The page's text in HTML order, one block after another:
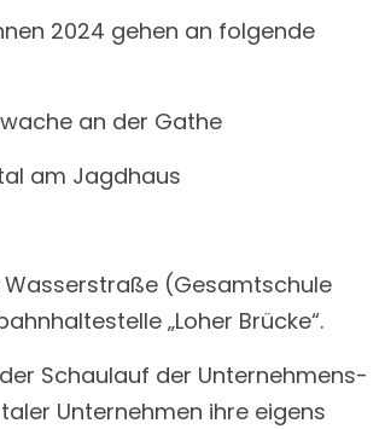
2024 gehen an folgende
an der Gathe
am Jagdhaus
Wasserstraße (Gesamtschule
„Loher Brücke“.
Schaulauf der Unternehmens-
Unternehmen ihre eigens